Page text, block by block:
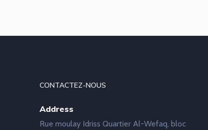
CONTACTEZ-NOUS
Address
Rue moulay Idriss Quartier Al-Wefaq, bloc